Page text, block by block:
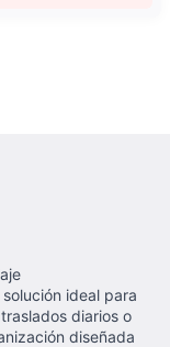
ideal para
diarios o
diseñada